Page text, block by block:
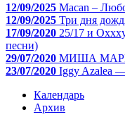
12/09/2025 Macan –
12/09/2025 Три дня
17/09/2020 25/17 и
песни)
29/07/2020 МИША
23/07/2020 Iggy Azalea —
Календарь
Архив